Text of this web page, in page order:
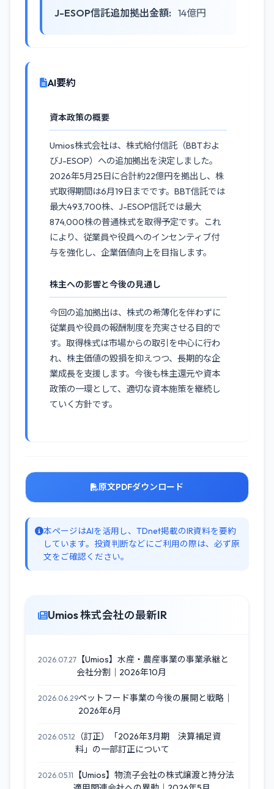
J-ESOP信託追加拠出金額: 14億円
AI要約
資本政策の概要
Umios株式会社は、株式給付信託（BBTおよ
びJ-ESOP）への追加拠出を決定しました。
2026年5月25日に合計約22億円を拠出し、株
式取得期間は6月19日までです。BBT信託では
最大493,700株、J-ESOP信託では最大
874,000株の普通株式を取得予定です。これ
により、従業員や役員へのインセンティブ付
与を強化し、企業価値向上を目指します。
株主への影響と今後の見通し
今回の追加拠出は、株式の希薄化を伴わずに
従業員や役員の報酬制度を充実させる目的で
す。取得株式は市場からの取引を中心に行わ
れ、株主価値の毀損を抑えつつ、長期的な企
業成長を支援します。今後も株主還元や資本
政策の一環として、適切な資本施策を継続し
ていく方針です。
原文PDFダウンロード
本ページはAIを活用し、TDnet掲載のIR資料を要約
しています。投資判断などにご利用の際は、必ず原
文をご確認ください。
Umios 株式会社の最新IR
2026.07.27 【Umios】水産・農産事業の事業承継と
会社分割｜2026年10月
2026.06.29ペットフード事業の今後の展開と戦略｜
2026年6月
2026.05.12
（訂正）「2026年3月期 決算補足資
料」の一部訂正について
2026.05.11
【Umios】物流子会社の株式譲渡と持分法